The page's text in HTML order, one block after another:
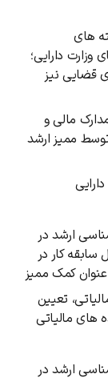
های
وزارت دارایی؛
قضایی نیز
مالی و
ممیز ارشد
ارشد در
همراه با حداقل ۳ سال سابقه کار در
تعیین
‌های مالیاتی
ارشد در